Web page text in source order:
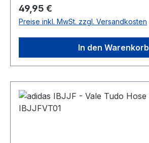
Regulärer Preis:
49,95 €
Preise inkl. MwSt. zzgl. Versandkosten
In den Warenkorb